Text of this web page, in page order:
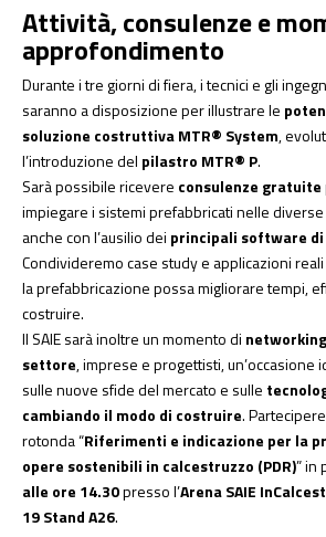
Attività, consulenze e
approfondimento
Durante i tre giorni di fiera, i tecnici e gli
saranno a disposizione per illustrare le
soluzione costruttiva MTR® System,
l’introduzione del pilastro MTR® P.
Sarà possibile ricevere consulenze gratuite
impiegare i sistemi prefabbricati nelle
anche con l’ausilio dei principali software
Condivideremo case study e applicazioni
la prefabbricazione possa migliorare tempi,
costruire.
Il SAIE sarà inoltre un momento di
settore, imprese e progettisti, un’occasione
sulle nuove sfide del mercato e sulle
cambiando il modo di costruire.
rotonda “Riferimenti e indicazione per la
opere sostenibili in calcestruzzo (PDR)” in
alle ore 14.30presso l’Arena SAIE
19 Stand A26.